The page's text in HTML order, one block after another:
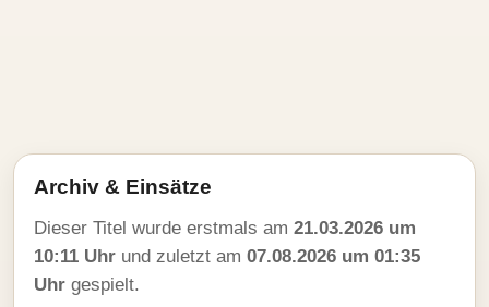
Archiv & Einsätze
Dieser Titel wurde erstmals am 21.03.2026 um
10:11 Uhr und zuletzt am 07.08.2026 um 01:35
Uhr gespielt.